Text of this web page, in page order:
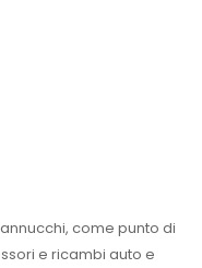
come punto di
e ricambi auto e